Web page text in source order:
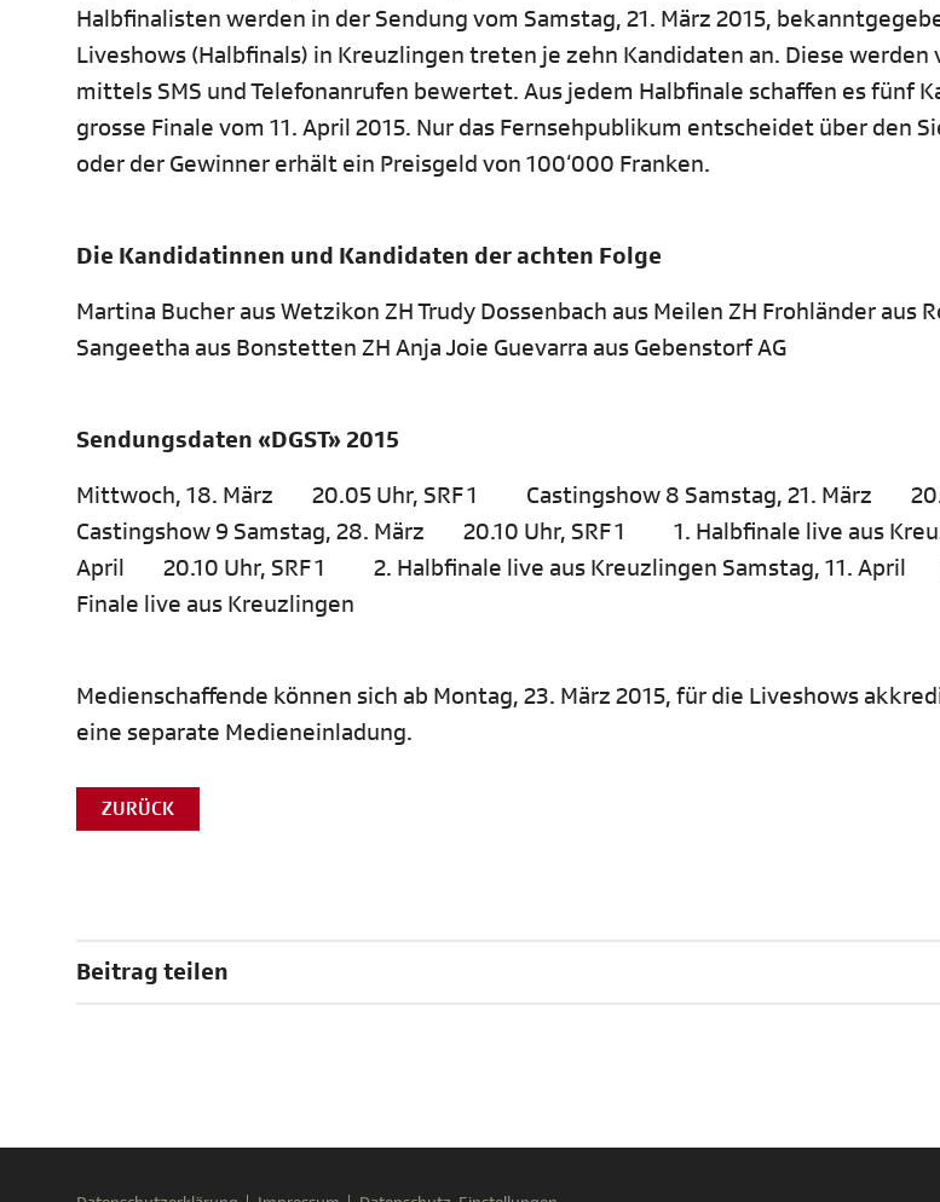
Halbfinalisten werden in der Sendung vom Samstag, 21. März 2015,
Liveshows (Halbfinals) in Kreuzlingen treten je zehn Kandidaten an. Diese werden
mittels SMS und Telefonanrufen bewertet. Aus jedem Halbfinale schaffen es fünf
grosse Finale vom 11. April 2015. Nur das Fernsehpublikum entscheidet über den
oder der Gewinner erhält ein Preisgeld von 100‘000 Franken.
Die Kandidatinnen und Kandidaten der achten Folge
Martina Bucher aus Wetzikon ZH Trudy Dossenbach aus Meilen ZH Frohländer aus
Sangeetha aus Bonstetten ZH Anja Joie Guevarra aus Gebenstorf AG
Sendungsdaten «DGST» 2015
Mittwoch, 18. März 20.05 Uhr, SRF 1 Castingshow 8 Samstag, 21. März
Castingshow 9 Samstag, 28. März 20.10 Uhr, SRF 1 1. Halbfinale live aus
April 20.10 Uhr, SRF 1 2. Halbfinale live aus Kreuzlingen Samstag, 11.
Finale live aus Kreuzlingen
Medienschaffende können sich ab Montag, 23. März 2015, für die Liveshows
eine separate Medieneinladung.
ZURÜCK
Beitrag teilen